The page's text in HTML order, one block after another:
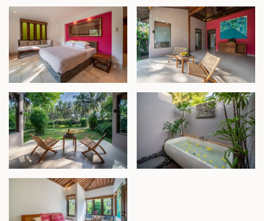
Properti luar biasa ini sangat ideal sebagai hunian
mewah, vila sewaan komersial, atau tempat acara
pribadi, menawarkan kombinasi tak tertandingi
antara privasi, gaya, dan kedekatan dengan
destinasi populer di Bali.
Hak Milik - IDR 19,8 miliar